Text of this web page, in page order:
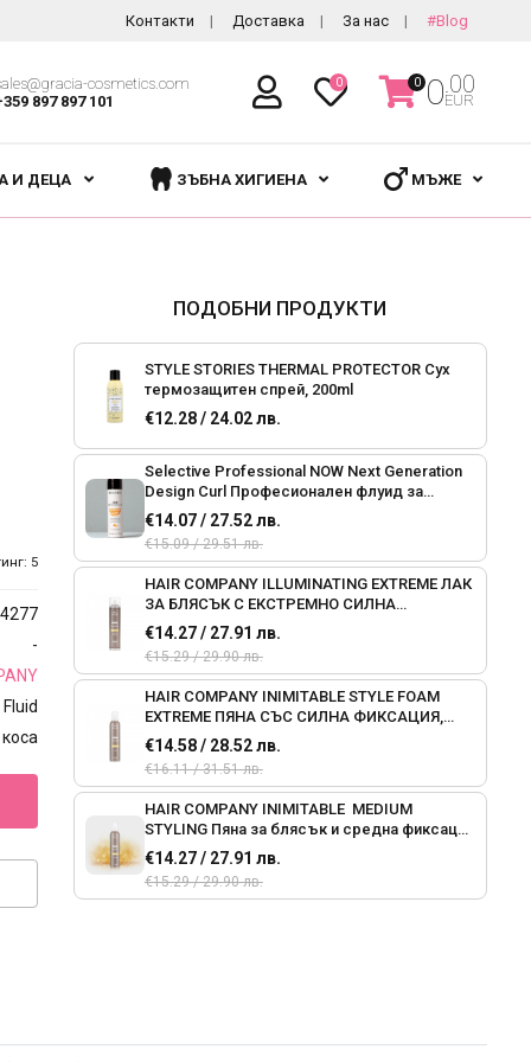
Контакти Доставка За нас #Blog
cosmetics.com
897 897 101
0 0 0.00
EUR
И ДЕЦА ЗЪБНА ХИГИЕНА МЪЖЕ
5
4277
-
ПОДОБНИ ПРОДУКТИ
STYLE STORIES THERMAL PROTECTOR Сух
термозащитен спрей, 200ml
€12.28 / 24.02 лв.
Selective Professional NOW Next Generation
Design Curl Професионален флуид за
дефиниране и фиксиране на къдриците ,
250ml
€14.07 / 27.52 лв.
€15.09 / 29.51 лв.
HAIR COMPANY ILLUMINATING EXTREME ЛАК
ЗА БЛЯСЪК С ЕКСТРЕМНО СИЛНА
ФИКСАЦИЯ, 500ml
€14.27 / 27.91 лв.
€15.29 / 29.90 лв.
HAIR COMPANY INIMITABLE STYLE FOAM
EXTREME ПЯНА СЪС СИЛНА ФИКСАЦИЯ,
250ml
€14.58 / 28.52 лв.
€16.11 / 31.51 лв.
HAIR COMPANY INIMITABLE MEDIUM
STYLING Пяна за блясък и средна фиксация
- 250ml
€14.27 / 27.91 лв.
€15.29 / 29.90 лв.
Seri Gel Mousse Plus Volume Control - Гел-